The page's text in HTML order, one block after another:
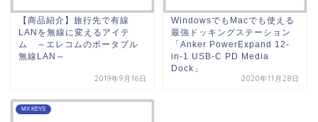
【商品紹介】旅行先で有線
LANを無線に変えるアイテ
ム ～エレコムのポータブル
無線LAN～
2019年9月16日
WindowsでもMacでも使える
最強ドッキングステーション
「Anker PowerExpand 12-
in-1 USB-C PD Media
Dock」
2020年11月28日
MX KEYS